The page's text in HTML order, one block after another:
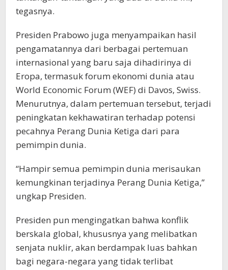
tegasnya.
Presiden Prabowo juga menyampaikan hasil
pengamatannya dari berbagai pertemuan
internasional yang baru saja dihadirinya di
Eropa, termasuk forum ekonomi dunia atau
World Economic Forum (WEF) di Davos, Swiss.
Menurutnya, dalam pertemuan tersebut, terjadi
peningkatan kekhawatiran terhadap potensi
pecahnya Perang Dunia Ketiga dari para
pemimpin dunia.
“Hampir semua pemimpin dunia merisaukan
kemungkinan terjadinya Perang Dunia Ketiga,”
ungkap Presiden.
Presiden pun mengingatkan bahwa konflik
berskala global, khususnya yang melibatkan
senjata nuklir, akan berdampak luas bahkan
bagi negara-negara yang tidak terlibat